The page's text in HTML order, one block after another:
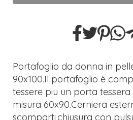
Portafoglio da donna in
90x100.Il portafoglio è
tessere piu un porta
misura 60x90.Cerniera
scomparti,chiusura con